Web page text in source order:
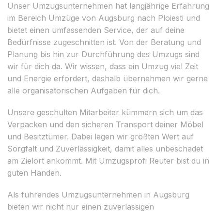
Unser Umzugsunternehmen hat langjährige Erfahrung
im Bereich Umzüge von Augsburg nach Ploiesti und
bietet einen umfassenden Service, der auf deine
Bedürfnisse zugeschnitten ist. Von der Beratung und
Planung bis hin zur Durchführung des Umzugs sind
wir für dich da. Wir wissen, dass ein Umzug viel Zeit
und Energie erfordert, deshalb übernehmen wir gerne
alle organisatorischen Aufgaben für dich.
Unsere geschulten Mitarbeiter kümmern sich um das
Verpacken und den sicheren Transport deiner Möbel
und Besitztümer. Dabei legen wir größten Wert auf
Sorgfalt und Zuverlässigkeit, damit alles unbeschadet
am Zielort ankommt. Mit Umzugsprofi Reuter bist du in
guten Händen.
Als führendes Umzugsunternehmen in Augsburg
bieten wir nicht nur einen zuverlässigen